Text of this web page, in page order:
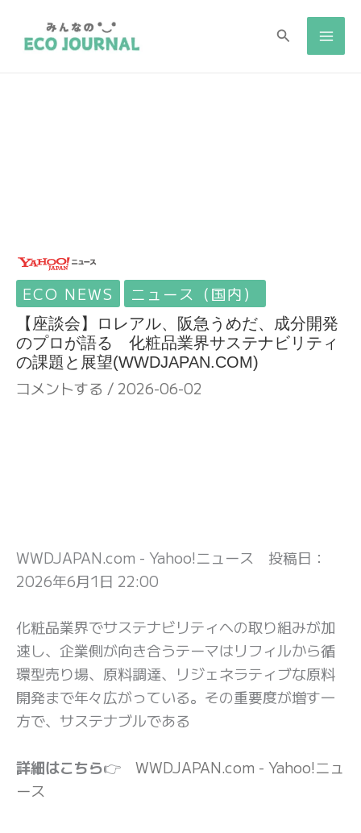
検
ECO NEWS ニュース（国内）
【座談会】ロレアル、阪急うめだ、成分開発
のプロが語る 化粧品業界サステナビリティ
の課題と展望(WWDJAPAN.COM)
コメントする / 2026-06-02
WWDJAPAN.com - Yahoo!ニュース 投稿日：
2026年6月1日 22:00
化粧品業界でサステナビリティへの取り組みが加
速し、企業側が向き合うテーマはリフィルから循
環型売り場、原料調達、リジェネラティブな原料
開発まで年々広がっている。その重要度が増す一
方で、サステナブルである
詳細はこちら👉 WWDJAPAN.com - Yahoo!ニュ
ース
索